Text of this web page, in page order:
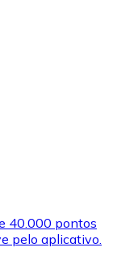
marcas favoritas
40.000 pontos
pelo aplicativo.